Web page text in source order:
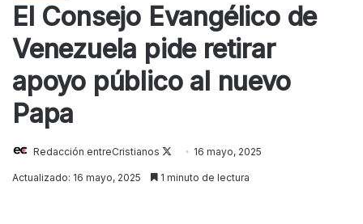
El Consejo Evangélico de
Venezuela pide retirar
apoyo público al nuevo
Papa
Redacción entreCristianos
Follow16 mayo, 2025
Actualizado: 16 mayo, 2025 1 minuto de lectura